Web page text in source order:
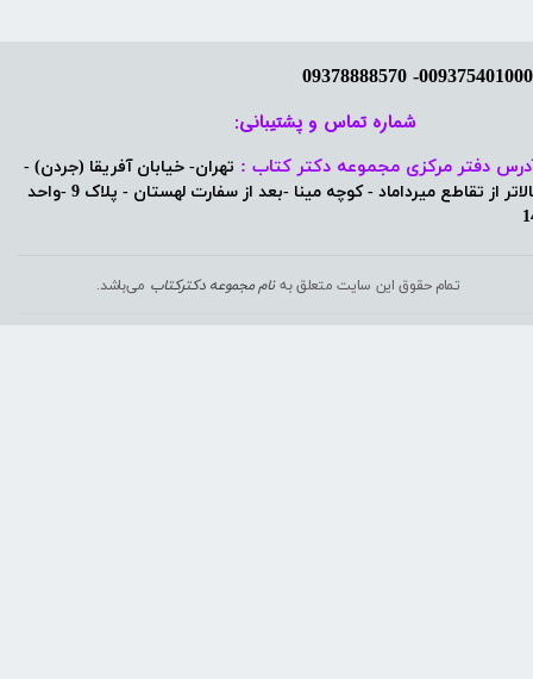
دفتر مرکزی مجموعه دکتر کتاب : تهران- خیابان آفریقا (جردن) -
بالاتر از تقاطع میرداماد - کوچه مینا -بعد از سفارت لهستان - پلاک 9 -واحد
تمام حقوق این سایت متعلق بهنام مجموعه دکترکتاب می‌باشد.
شماره تماس و پشتیبانی: ​​​​​​​